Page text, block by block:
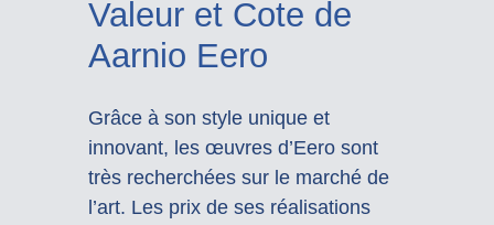
Valeur et Cote de
Aarnio Eero
Grâce à son style unique et
innovant, les œuvres d’Eero sont
très recherchées sur le marché de
l’art. Les prix de ses réalisations